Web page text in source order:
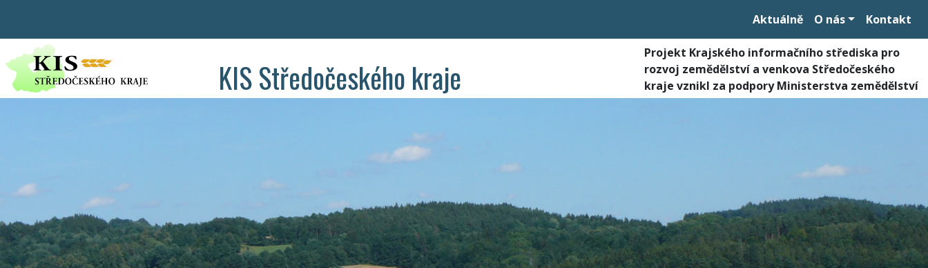
Aktuálně O nás Kontakt
KIS Středočeského kraje
Projekt Krajského informačního střediska pro
rozvoj zemědělství a venkova Středočeského
kraje vznikl za podpory Ministerstva zemědělství